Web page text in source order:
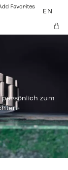
Favorites
EN
zum